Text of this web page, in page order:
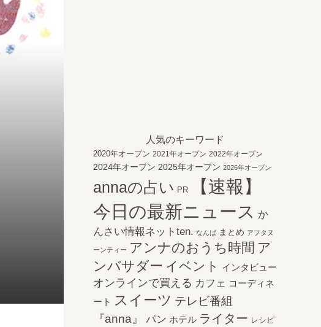
人気のキーワード
2020年オープン 2021年オープン 2022年オープン
2024年オープン 2025年オープン 2026年オープン
annaの占い PR
【速報】
今日の最新ニュース か
んさい情報ネットten. なんば まとめ アフタヌ
ーンティー アンナのおうち時間 ア
ンバサダー イベント インタビュー
オンラインで買える カフェ コーディネ
ート
スイーツ テレビ番組
『anna』
パン ホテル ライター レシピ